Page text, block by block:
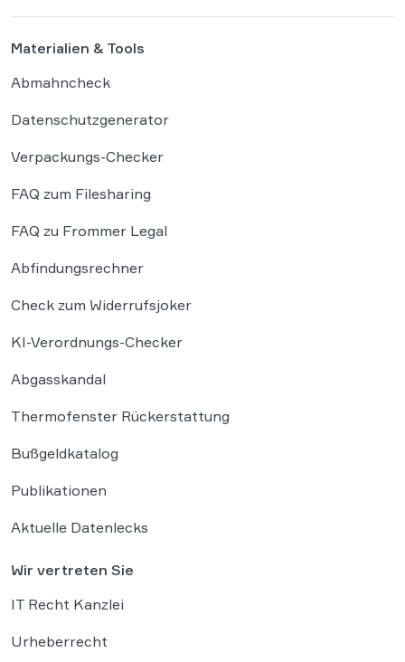
Materialien & Tools
Abmahncheck
Datenschutzgenerator
Verpackungs-Checker
FAQ zum Filesharing
FAQ zu Frommer Legal
Abfindungsrechner
Check zum Widerrufsjoker
KI-Verordnungs-Checker
Abgasskandal
Thermofenster Rückerstattung
Bußgeldkatalog
Publikationen
Aktuelle Datenlecks
Wir vertreten Sie
IT Recht Kanzlei
Urheberrecht